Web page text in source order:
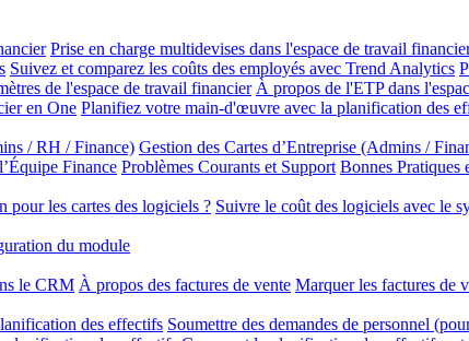
Prise en charge multidevises dans l'espace de travail
Suivez et comparez les coûts des employés avec Trend Analytics
de l'espace de travail financier À propos de l'ETP dans
en One Planifiez votre main-d'œuvre avec la planification des
/ RH / Finance) Gestion des Cartes d’Entreprise (Admins /
Finance Problèmes Courants et Support Bonnes Pratiques
les cartes des logiciels ? Suivre le coût des logiciels avec le
du module
le CRM À propos des factures de vente Marquer les factures de
des effectifs Soumettre des demandes de personnel